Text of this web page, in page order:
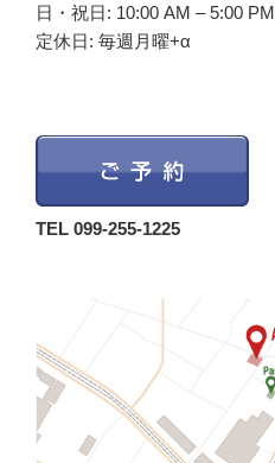
日・祝日: 10:00 AM – 5:00 PM
定休日: 毎週月曜+α
TEL 099-255-1225